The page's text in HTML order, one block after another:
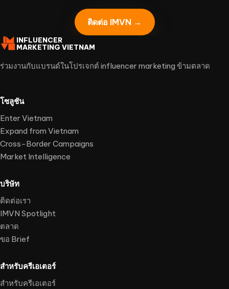
ติดต่อ IMVN →
INFLUENCER
MARKETING VIETNAM
ร่วมงานกับแบรนด์ในโปรเจกต์ influencer marketing ข้ามตลาด
โซลูชัน
Enter Vietnam
Expand from Vietnam
Cross-Border Campaigns
Market Intelligence
บริษัท
ติดต่อเรา
IMVN Spotlight
ตลาด
ขอ Brief
สำหรับครีเอเตอร์
สำหรับครีเอเตอร์